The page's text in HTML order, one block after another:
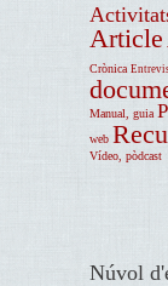
Article
Crònica
Manual, guia
web
Vídeo, pòdcast
Núvol